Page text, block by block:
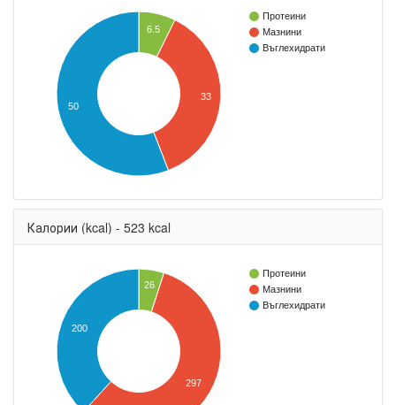
Протеини
Мазнини
Въглехидрати
6.5
33
50
Калории (kcal) - 523 kcal
Протеини
Мазнини
Въглехидрати
26
200
297